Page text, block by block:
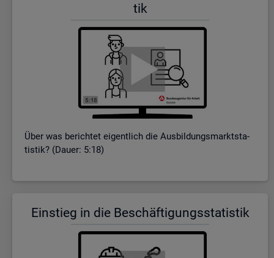
tik
Über was be­rich­tet ei­gent­lich die Aus­bil­dungs­markt­sta­
tis­tik? (Dauer: 5:18)
Ein­stieg in die Be­schäf­ti­gungs­sta­tis­tik